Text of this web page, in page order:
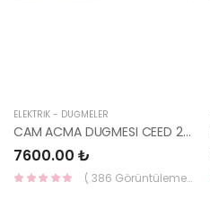
ELEKTRİK - DÜĞMELER
CAM ACMA DUGMESI CEED 2010-2012 93570-1H020EQ-HMC
7600.00 ₺
( 386 Görüntüleme )